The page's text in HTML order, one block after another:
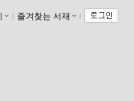
ｌ 즐겨찾는 서재 ｌ